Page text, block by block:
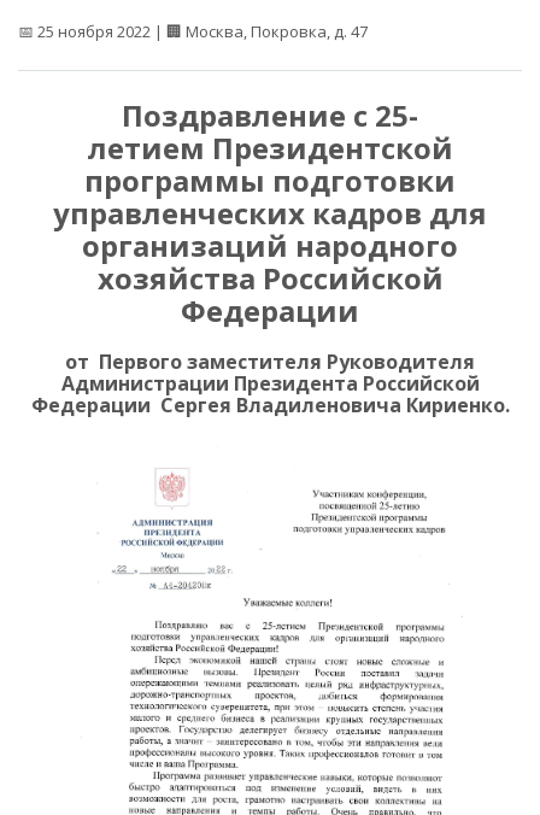
📅 25 ноября 2022 | 🏢 Москва, Покровка, д. 47
Поздравление с 25-
летием Президентской
программы подготовки
управленческих кадров для
организаций народного
хозяйства Российской
Федерации
от Первого заместителя Руководителя
Администрации Президента Российской
Федерации Сергея Владиленовича Кириенко.